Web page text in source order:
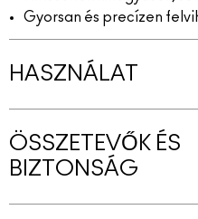
Gyorsan és precízen
HASZNÁLAT
ÖSSZETEVŐK ÉS
BIZTONSÁG